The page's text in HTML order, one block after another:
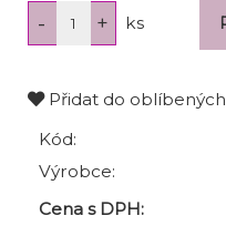
ks
Přidat do oblíbených
Kód:
Výrobce:
Cena s DPH: